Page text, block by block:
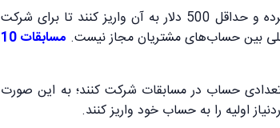
شرکت‌کنندگان باید حساب جدیدی باز کرده و حداقل 500 دلار به آن واریز کنند تا برای شرکت
بین حساب‌های مشتریان مجاز نیست.
مسابقات 10
تعدادی حساب در مسابقات شرکت کنند؛ به این صورت
اولیه را به حساب خود واریز کنند.